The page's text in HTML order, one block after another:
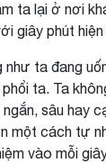
ta lại ở nơi
giây phút
ta đang
ta. Ta
sâu hay
một cách tự
vào mỗi